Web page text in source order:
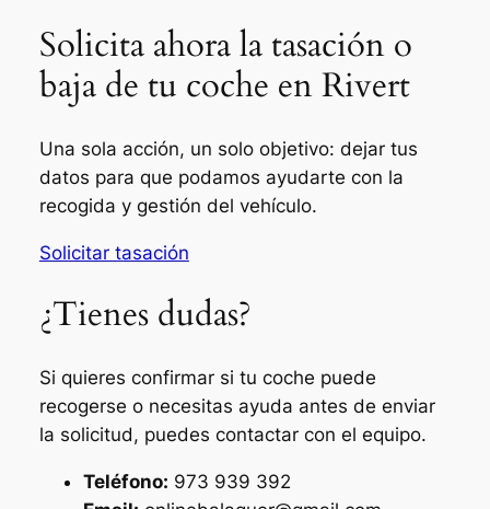
Solicita ahora la tasación o
baja de tu coche en Rivert
Una sola acción, un solo objetivo: dejar tus
datos para que podamos ayudarte con la
recogida y gestión del vehículo.
Solicitar tasación
¿Tienes dudas?
Si quieres confirmar si tu coche puede
recogerse o necesitas ayuda antes de enviar
la solicitud, puedes contactar con el equipo.
Teléfono: 973 939 392